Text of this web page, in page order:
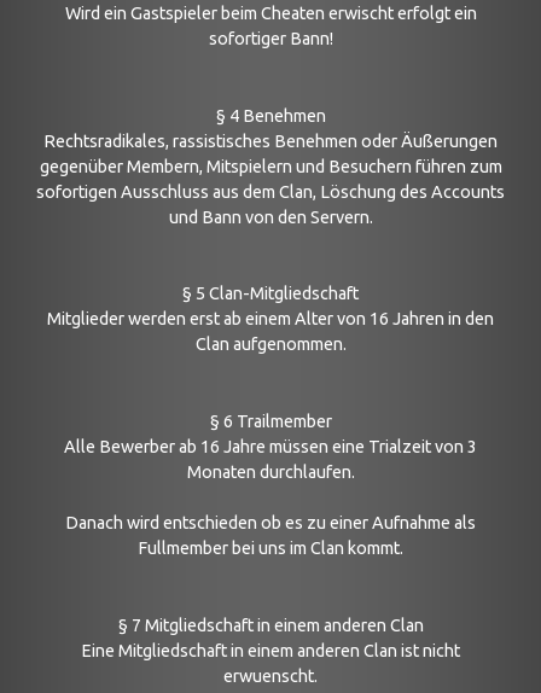
Wird ein Gastspieler beim Cheaten erwischt erfolgt ein
sofortiger Bann!
§ 4 Benehmen
Rechtsradikales, rassistisches Benehmen oder Äußerungen
gegenüber Membern, Mitspielern und Besuchern führen zum
sofortigen Ausschluss aus dem Clan, Löschung des Accounts
und Bann von den Servern.
§ 5 Clan-Mitgliedschaft
Mitglieder werden erst ab einem Alter von 16 Jahren in den
Clan aufgenommen.
§ 6 Trailmember
Alle Bewerber ab 16 Jahre müssen eine Trialzeit von 3
Monaten durchlaufen.
Danach wird entschieden ob es zu einer Aufnahme als
Fullmember bei uns im Clan kommt.
§ 7 Mitgliedschaft in einem anderen Clan
Eine Mitgliedschaft in einem anderen Clan ist nicht
erwuenscht.